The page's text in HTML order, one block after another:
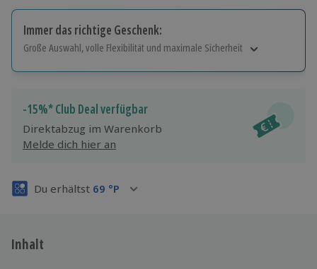
Immer das richtige Geschenk:
Große Auswahl, volle Flexibilität und maximale Sicherheit
Jeder Gutschein für alle Erlebnisse einlösbar.
Maximale Sicherheit
3 Jahre gültig & verlängerbar.
-15%* Club Deal verfügbar
Direktabzug im Warenkorb
Melde dich hier an
Du erhältst 69 °P
Inhalt